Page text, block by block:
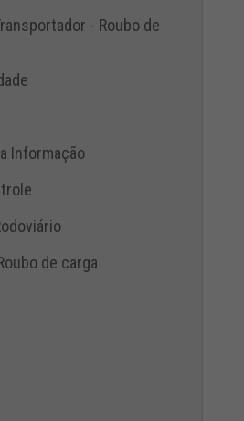
- Roubo de
Informação
de carga